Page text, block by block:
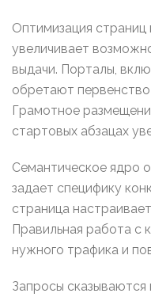
Оптимизация
увеличивает
выдачи. Порталы,
обретают
Грамотное
стартовых абзацах
Семантическое ядро
задает специфику
страница
Правильная работа с
нужного трафика и
Запросы сказываются